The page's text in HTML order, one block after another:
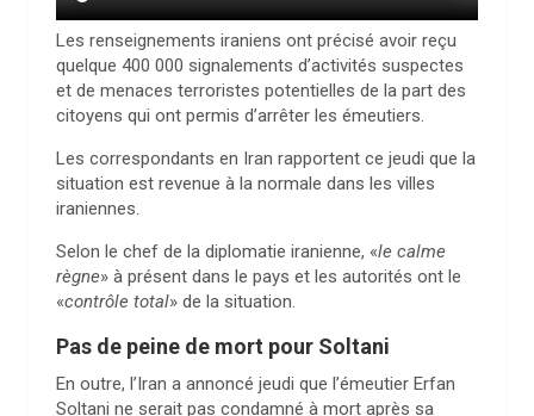
Les renseignements iraniens ont précisé avoir reçu
quelque 400 000 signalements d’activités suspectes
et de menaces terroristes potentielles de la part des
citoyens qui ont permis d’arrêter les émeutiers.
Les correspondants en Iran rapportent ce jeudi que la
situation est revenue à la normale dans les villes
iraniennes.
Selon le chef de la diplomatie iranienne, «le calme
règne» à présent dans le pays et les autorités ont le
«contrôle total» de la situation.
Pas de peine de mort pour Soltani
En outre, l’Iran a annoncé jeudi que l’émeutier Erfan
Soltani ne serait pas condamné à mort après sa